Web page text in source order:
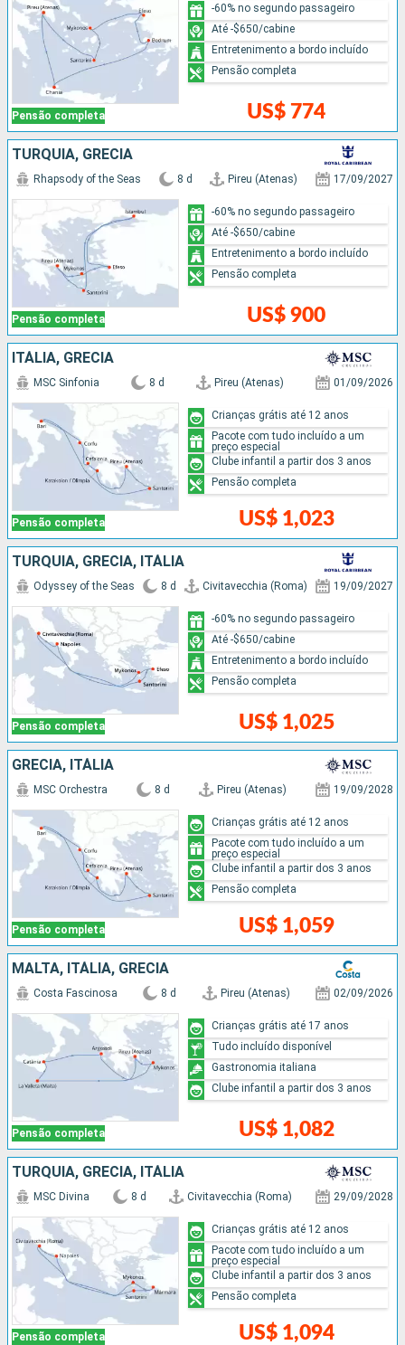
Pensão completa US$ 774
-60% no segundo passageiro
Até -$650/cabine
Entretenimento a bordo incluído
Pensão completa
TURQUIA, GRÉCIA
Pensão completa
Rhapsody of the Seas 8 d Pireu (Atenas) 17/09/2027
US$ 900
-60% no segundo passageiro
Até -$650/cabine
Entretenimento a bordo incluído
Pensão completa
ITÁLIA, GRÉCIA
Pensão completa
MSC Sinfonia 8 d Pireu (Atenas) 01/09/2026
US$ 1,023
Crianças grátis até 12 anos
Pacote com tudo incluído a um
preço especial
Clube infantil a partir dos 3 anos
Pensão completa
TURQUIA, GRÉCIA, ITÁLIA
Pensão completa
Odyssey of the Seas 8 d Civitavecchia (Roma) 19/09/2027
US$ 1,025
-60% no segundo passageiro
Até -$650/cabine
Entretenimento a bordo incluído
Pensão completa
GRÉCIA, ITÁLIA
Pensão completa
MSC Orchestra 8 d Pireu (Atenas) 19/09/2028
US$ 1,059
Crianças grátis até 12 anos
Pacote com tudo incluído a um
preço especial
Clube infantil a partir dos 3 anos
Pensão completa
MALTA, ITÁLIA, GRÉCIA
Pensão completa
Costa Fascinosa 8 d Pireu (Atenas) 02/09/2026
US$ 1,082
Crianças grátis até 17 anos
Tudo incluído disponível
Gastronomia italiana
Clube infantil a partir dos 3 anos
TURQUIA, GRÉCIA, ITÁLIA
Pensão completa
MSC Divina 8 d Civitavecchia (Roma) 29/09/2028
US$ 1,094
Crianças grátis até 12 anos
Pacote com tudo incluído a um
preço especial
Clube infantil a partir dos 3 anos
Pensão completa